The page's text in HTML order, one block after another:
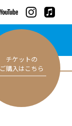
チケットの
ご購入はこちら